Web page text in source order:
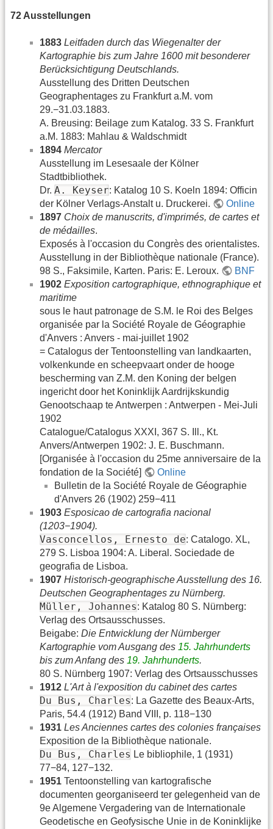
72 Ausstellungen
1883 Leitfaden durch das Wiegenalter der
Kartographie bis zum Jahre 1600 mit besonderer
Berücksichtigung Deutschlands.
Ausstellung des Dritten Deutschen
Geographentages zu Frankfurt a.M. vom
29.−31.03.1883.
A. Breusing: Beilage zum Katalog. 33 S. Frankfurt
a.M. 1883: Mahlau & Waldschmidt
1894 Mercator
Ausstellung im Lesesaale der Kölner
Stadtbibliothek.
Dr. A. Keyser: Katalog 10 S. Koeln 1894: Officin
der Kölner Verlags-Anstalt u. Druckerei.
Online
1897 Choix de manuscrits, d'imprimés, de cartes et
de médailles.
Exposés à l'occasion du Congrès des orientalistes.
Ausstellung in der Bibliothèque nationale (France).
98 S., Faksimile, Karten. Paris: E. Leroux.
BNF
1902 Exposition cartographique, ethnographique et
maritime
sous le haut patronage de S.M. le Roi des Belges
organisée par la Société Royale de Géographie
d'Anvers : Anvers - mai-juillet 1902
= Catalogus der Tentoonstelling van landkaarten,
volkenkunde en scheepvaart onder de hooge
bescherming van Z.M. den Koning der belgen
ingericht door het Koninklijk Aardrijkskundig
Genootschaap te Antwerpen : Antwerpen - Mei-Juli
1902
Catalogue/Catalogus XXXI, 367 S. Ill., Kt.
Anvers/Antwerpen 1902: J. E. Buschmann.
[Organisée à l'occasion du 25me anniversaire de la
fondation de la Société]
Online
Bulletin de la Société Royale de Géographie
d'Anvers 26 (1902) 259−411
1903 Esposicao de cartografia nacional
(1203−1904).
Vasconcellos, Ernesto de: Catalogo. XL,
279 S. Lisboa 1904: A. Liberal. Sociedade de
geografia de Lisboa.
1907 Historisch-geographische Ausstellung des 16.
Deutschen Geographentages zu Nürnberg.
Müller, Johannes: Katalog 80 S. Nürnberg:
Verlag des Ortsausschusses.
Beigabe: Die Entwicklung der Nürnberger
Kartographie vom Ausgang des 15. Jahrhunderts
bis zum Anfang des 19. Jahrhunderts.
80 S. Nürnberg 1907: Verlag des Ortsausschusses
1912 L'Art à l'exposition du cabinet des cartes
Du Bus, Charles: La Gazette des Beaux-Arts,
Paris, 54.4 (1912) Band VIII, p. 118−130
1931 Les Anciennes cartes des colonies françaises
Exposition de la Bibliothèque nationale.
Du Bus, Charles Le bibliophile, 1 (1931)
77−84, 127−132.
1951 Tentoonstelling van kartografische
documenten georganiseerd ter gelegenheid van de
9e Algemene Vergadering van de Internationale
Geodetische en Geofysische Unie in de Koninklijke